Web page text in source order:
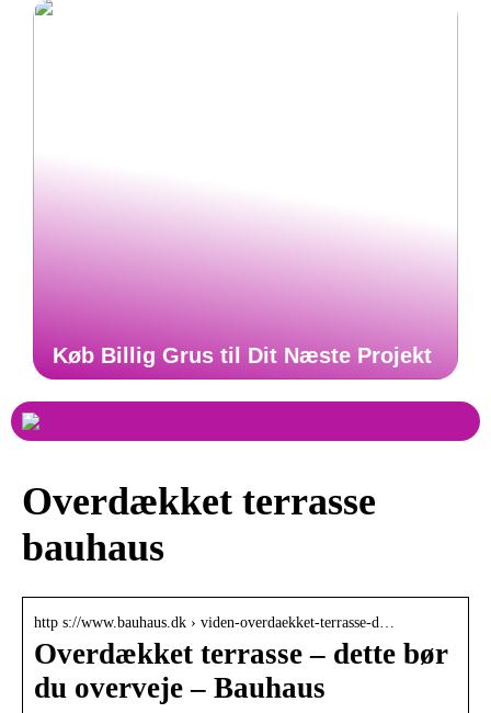
Køb Billig Grus til Dit Næste Projekt
Overdækket terrasse
bauhaus
http s://www.bauhaus.dk › viden-overdaekket-terrasse-d…
Overdækket terrasse – dette bør
du overveje – Bauhaus